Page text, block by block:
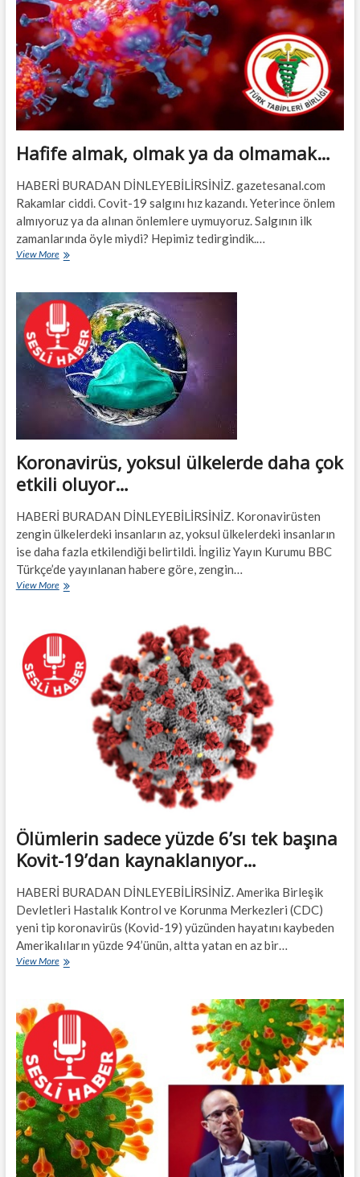
Hafife almak, olmak ya da olmamak…
HABERİ BURADAN DİNLEYEBİLİRSİNİZ. gazetesanal.com
Rakamlar ciddi. Covit-19 salgını hız kazandı. Yeterince önlem
almıyoruz ya da alınan önlemlere uymuyoruz. Salgının ilk
zamanlarında öyle miydi? Hepimiz tedirgindik.…
View MoreHafife
ya
olmamak…
Koronavirüs, yoksul ülkelerde daha çok
etkili oluyor…
HABERİ BURADAN DİNLEYEBİLİRSİNİZ. Koronavirüsten
zengin ülkelerdeki insanların az, yoksul ülkelerdeki insanların
ise daha fazla etkilendiği belirtildi. İngiliz Yayın Kurumu BBC
Türkçe’de yayınlanan habere göre, zengin…
View MoreKoronavirüs,
çok
etkili
oluyor…
Ölümlerin sadece yüzde 6’sı tek başına
Kovit-19’dan kaynaklanıyor…
HABERİ BURADAN DİNLEYEBİLİRSİNİZ. Amerika Birleşik
Devletleri Hastalık Kontrol ve Korunma Merkezleri (CDC)
yeni tip koronavirüs (Kovid-19) yüzünden hayatını kaybeden
Amerikalıların yüzde 94’ünün, altta yatan en az bir…
View MoreÖlümlerin
6’sı
tek
Kovit-
19’dan
kaynaklanıyor…